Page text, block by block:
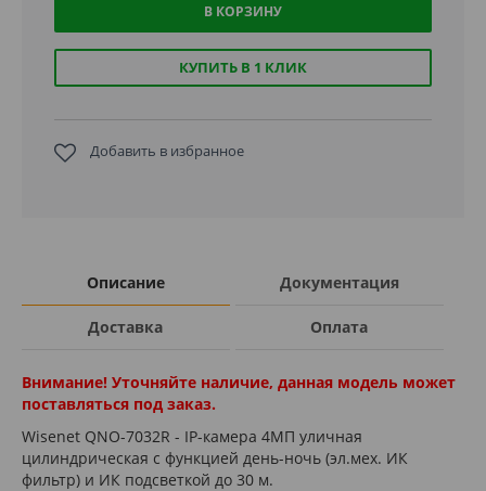
В КОРЗИНУ
КУПИТЬ В 1 КЛИК
Добавить в избранное
Описание Документация
Доставка Оплата
Внимание! Уточняйте наличие, данная модель может
поставляться под заказ.
Wisenet QNO-7032R - IP-камера 4МП уличная
цилиндрическая с функцией день-ночь (эл.мех. ИК
фильтр) и ИК подсветкой до 30 м.